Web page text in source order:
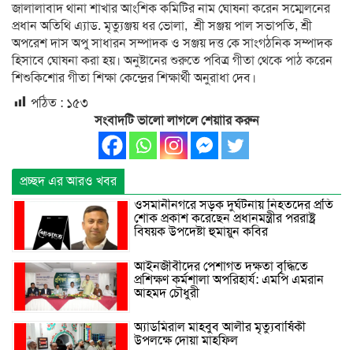
জালালাবাদ থানা শাখার আংশিক কমিটির নাম ঘোষনা করেন সম্মেলনের
প্রধান অতিথি এ্যাড. মৃত্যুঞ্জয় ধর ভোলা, শ্রী সঞ্জয় পাল সভাপতি, শ্রী
অপরেশ দাস অপু সাধারন সম্পাদক ও সঞ্জয় দত্ত কে সাংগঠনিক সম্পাদক
হিসাবে ঘোষনা করা হয়। অনুষ্টানের শুরুতে পবিত্র গীতা থেকে পাঠ করেন
শিশুকিশোর গীতা শিক্ষা কেন্দ্রের শিক্ষার্থী অনুরাধা দেব।
পঠিত : ১৫৩
সংবাদটি ভালো লাগলে শেয়াার করুন
প্রচ্ছদ এর আরও খবর
ওসমানীনগরে সড়ক দুর্ঘটনায় নিহতদের প্রতি
শোক প্রকাশ করেছেন প্রধানমন্ত্রীর পররাষ্ট্র
বিষয়ক উপদেষ্টা হুমায়ুন কবির
আইনজীবীদের পেশাগত দক্ষতা বৃদ্ধিতে
প্রশিক্ষণ কর্মশালা অপরিহার্য: এমপি এমরান
আহমদ চৌধুরী
অ্যাডমিরাল মাহবুব আলীর মৃত্যুবার্ষিকী
উপলক্ষে দোয়া মাহফিল